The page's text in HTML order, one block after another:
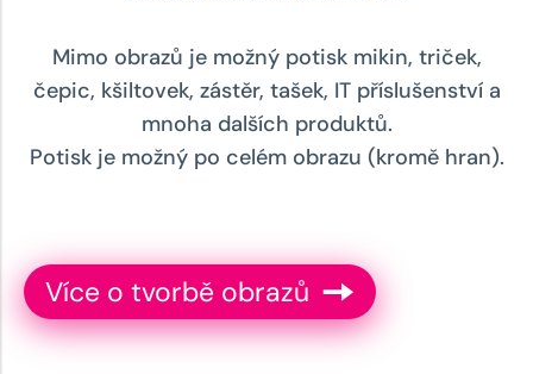
Mimo obrazů je možný potisk mikin, triček,
čepic, kšiltovek, zástěr, tašek, IT příslušenství a
mnoha dalších produktů.
Potisk je možný po celém obrazu (kromě hran).
Více o tvorbě obrazů